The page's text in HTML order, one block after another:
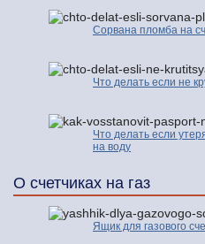
Сорвана пломба на
Что делать если не
Что делать если
на воду
О счетчиках на газ
Ящик для газового